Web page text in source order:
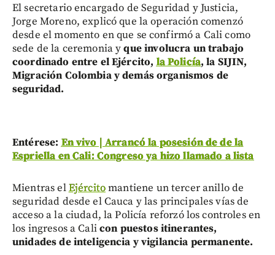
El secretario encargado de Seguridad y Justicia,
Jorge Moreno, explicó que la operación comenzó
desde el momento en que se confirmó a Cali como
sede de la ceremonia yque involucra un trabajo
coordinado entre el Ejército, la Policía, la SIJIN,
Migración Colombia y demás organismos de
seguridad.
Entérese: En vivo | Arrancó la posesión de de la
Espriella en Cali: Congreso ya hizo llamado a lista
Mientras elEjércitomantiene un tercer anillo de
seguridad desde el Cauca y las principales vías de
acceso a la ciudad, la Policía reforzó los controles en
los ingresos a Calicon puestos itinerantes,
unidades de inteligencia y vigilancia permanente.